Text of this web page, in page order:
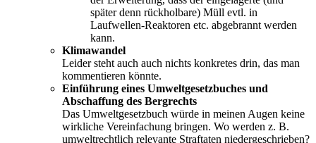
später denn rückholbare) Müll evtl. in
Laufwellen-Reaktoren etc. abgebrannt werden
kann.
Klimawandel
Leider steht auch auch nichts konkretes drin, das man
kommentieren könnte.
Einführung eines Umweltgesetzbuches und
Abschaffung des Bergrechts
Das Umweltgesetzbuch würde in meinen Augen keine
wirkliche Vereinfachung bringen. Wo werden z. B.
umweltrechtlich relevante Straftaten niedergeschrieben?